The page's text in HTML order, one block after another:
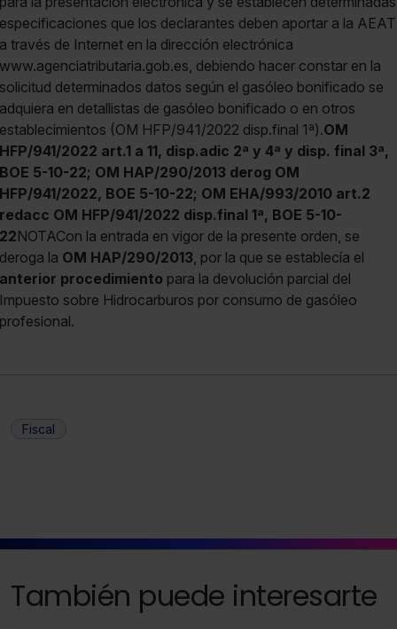
indispensables para la navegación.
Saber más acerca de las cookies
especificaciones que los declarantes deben aportar a la AEAT
a través de Internet en la dirección electrónica
www.agenciatributaria.gob.es, debiendo hacer constar en la
solicitud determinados datos según el gasóleo bonificado se
adquiera en detallistas de gasóleo bonificado o en otros
establecimientos (OM HFP/941/2022 disp.final 1ª).OM
HFP/941/2022 art.1 a 11, disp.adic 2ª y 4ª y disp. final 3ª,
BOE 5-10-22; OM HAP/290/2013 derog OM
HFP/941/2022, BOE 5-10-22; OM EHA/993/2010 art.2
redacc OM HFP/941/2022 disp.final 1ª, BOE 5-10-
22NOTACon la entrada en vigor de la presente orden, se
deroga la OM HAP/290/2013, por la que se establecía el
anterior procedimiento para la devolución parcial del
Impuesto sobre Hidrocarburos por consumo de gasóleo
profesional.
Fiscal
También puede interesarte